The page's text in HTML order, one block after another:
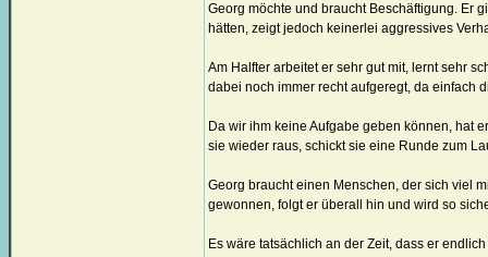
Georg möchte und braucht Beschäftigung. Er
hätten, zeigt jedoch keinerlei aggressives
Am Halfter arbeitet er sehr gut mit, lernt sehr
dabei noch immer recht aufgeregt, da einfach
Da wir ihm keine Aufgabe geben können, hat
sie wieder raus, schickt sie eine Runde zum
Georg braucht einen Menschen, der sich viel
gewonnen, folgt er überall hin und wird so
Es wäre tatsächlich an der Zeit, dass er